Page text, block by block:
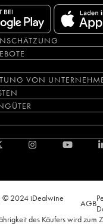
VON
© 2024 iDealwine
AGB
des Käufers wird zum